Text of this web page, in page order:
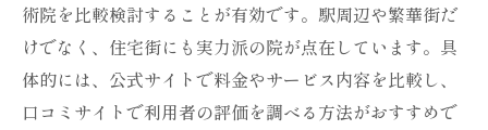
術院を比較検討することが有効です。駅周辺や繁華街だ
けでなく、住宅街にも実力派の院が点在しています。具
体的には、公式サイトで料金やサービス内容を比較し、
口コミサイトで利用者の評価を調べる方法がおすすめで